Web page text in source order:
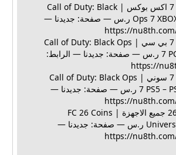
بلاك اوبس 7 اكس بوكس | Call of Duty: Black
Ops 7 XBOX — 26.64 ر.س — صفحة: جديدنا —
بلاك اوبس 7 بي سي | Call of Duty: Black Ops
7 PC — 51.96 ر.س — صفحة: جديدنا — الرابط:
https://
بلاك اوبس 7 سوني | Call of Duty: Black Ops
7 PS5 – PS4 — 6.65 ر.س — صفحة: جديدنا —
كوينز فيفا 26 جميع الاجهزة | FC 26 Coins
Universal — 0.27 ر.س — صفحة: جديدنا —